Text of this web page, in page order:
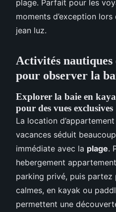
plage. Parfait pour les
moments d’exception
jean luz.
Activités nautiques
pour observer la
Explorer la baie en
pour des vues exclusives
La location
vacances séduit
immédiate avec la plage.
hebergement
parking privé, puis partez
calmes, en kayak ou
permettent une